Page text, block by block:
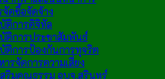
ดซื้อจัดจ้าง
ติการดิจิทัล
ติการประชาสัมพันธ์
ติการป้องกันการทุจริต
รจัดการความเสี่ยง
สริมคุณธรรม อบจ.สุรินทร์